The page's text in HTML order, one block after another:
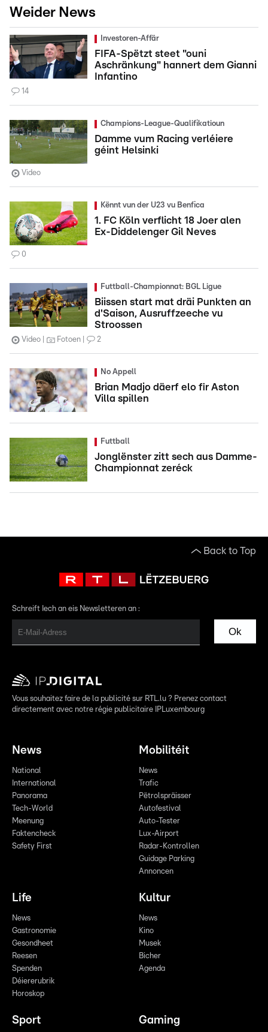
Weider News
Investoren-Affär
FIFA-Spëtzt steet "ouni
Aschränkung" hannert dem Gianni
Infantino
14
Champions-League-Qualifikatioun
Damme vum Racing verléiere
géint Helsinki
Video
Kënnt vun der U23 vu Benfica
1. FC Köln verflicht 18 Joer alen
Ex-Diddelenger Gil Neves
0
Futtball-Championnat: BGL Ligue
Biissen start mat dräi Punkten an
d'Saison, Ausruffzeeche vu
Stroossen
Video Fotoen 2
No Appell
Brian Madjo däerf elo fir Aston
Villa spillen
Futtball
Jonglënster zitt sech aus Damme-
Championnat zeréck
Back to Top
Schreift Iech an eis Newsletteren an :
Ok
Vous souhaitez faire de la publicité sur RTL.lu ? Prenez contact
directement avec notre régie publicitaire IPLuxembourg
News
National
International
Panorama
Tech-World
Meenung
Faktencheck
Safety First
Mobilitéit
News
Trafic
Pëtrolspräisser
Autofestival
Auto-Tester
Lux-Airport
Radar-Kontrollen
Guidage Parking
Annoncen
Life
News
Gastronomie
Gesondheet
Reesen
Spenden
Déiererubrik
Horoskop
Kultur
News
Kino
Musek
Bicher
Agenda
Sport Gaming